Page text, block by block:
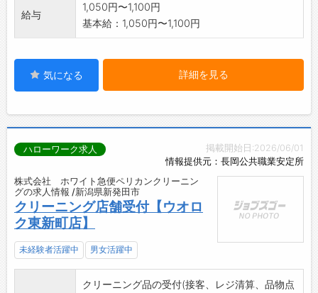
給与
1,050円〜1,100円
基本給：1,050円〜1,100円
気になる 詳細を見る
掲載開始日:2026/06/01
情報提供元：長岡公共職業安定所
ハローワーク求人
株式会社 ホワイト急便ペリカンクリーニン
グの求人情報 /新潟県新発田市
クリーニング店舗受付【ウオロ
ク東新町店】
未経験者活躍中 男女活躍中
クリーニング品の受付(接客、レジ清算、品物点